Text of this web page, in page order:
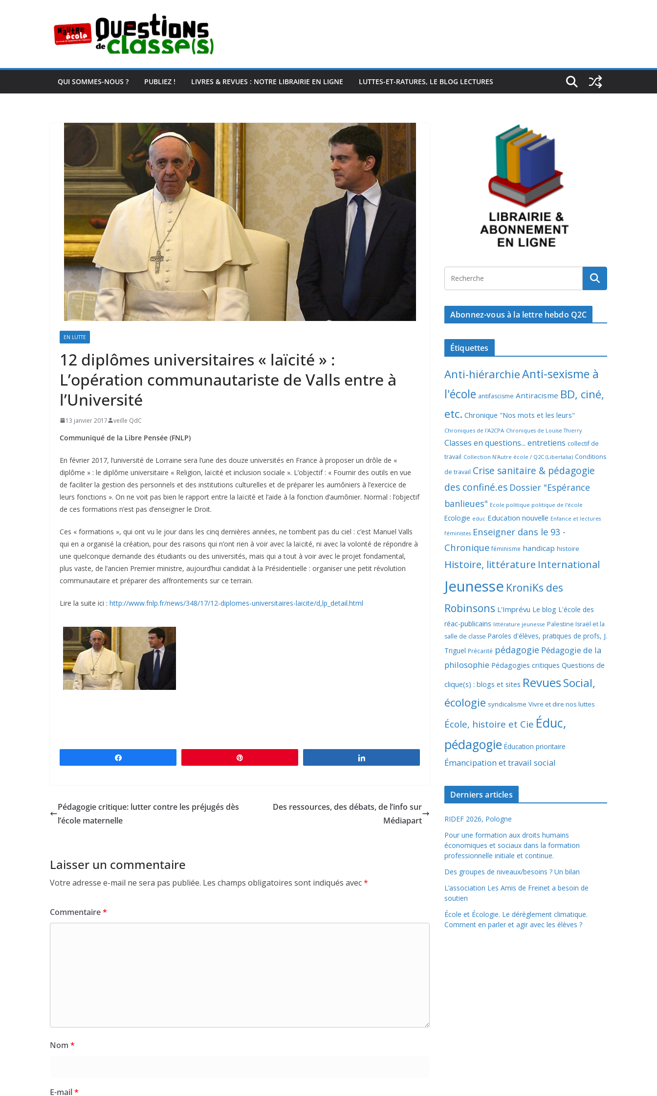
QUI SOMMES-NOUS ? PUBLIEZ ! LIVRES & REVUES : NOTRE LIBRAIRIE EN LIGNE LUTTES-ET-RATURES, LE BLOG LECTURES
EN LUTTE
12 diplômes universitaires « laïcité » :
L’opération communautariste de Valls entre à
l’Université
13 janvier 2017 veille QdC
Communiqué de la Libre Pensée (FNLP)
En février 2017, l’université de Lorraine sera l’une des douze universités en France à proposer un drôle de «
diplôme » : le diplôme universitaire « Religion, laïcité et inclusion sociale ». L’objectif : « Fournir des outils en vue
de faciliter la gestion des personnels et des institutions culturelles et de préparer les aumôniers à l’exercice de
leurs fonctions ». On ne voit pas bien le rapport entre la laïcité et l’aide à la fonction d’aumônier. Normal : l’objectif
de ces formations n’est pas d’enseigner le Droit.
Ces « formations », qui ont vu le jour dans les cinq dernières années, ne tombent pas du ciel : c’est Manuel Valls
qui en a organisé la création, pour des raisons qui n’ont rien à voir avec la laïcité, ni avec la volonté de répondre à
une quelconque demande des étudiants ou des universités, mais qui a tout à voir avec le projet fondamental,
plus vaste, de l’ancien Premier ministre, aujourd’hui candidat à la Présidentielle : organiser une petit révolution
communautaire et préparer des affrontements sur ce terrain.
Lire la suite ici : http://www.fnlp.fr/news/348/17/12-diplomes-universitaires-laicite/d,lp_detail.html
Pédagogie critique: lutter contre les préjugés dès
l’école maternelle
Des ressources, des débats, de l’info sur
Médiapart
Laisser un commentaire
Votre adresse e-mail ne sera pas publiée. Les champs obligatoires sont indiqués avec*
Commentaire*
Nom *
E-mail*
Abonnez-vous à la lettre hebdo Q2C
Étiquettes
Anti-hiérarchieAnti-sexisme à
l'école antifascisme Antiracisme BD, ciné,
etc. Chronique "Nos mots et les leurs"
Chroniques de l'A2CPA Chroniques de Louise Thierry
Classes en questions... entretiens collectif de
travail Collection N'Autre école / Q2C (Libertalia) Conditions
de travail Crise sanitaire & pédagogie
des confiné.es Dossier "Espérance
banlieues" Ecole politique politique de l'école
Ecologie educ Education nouvelle Enfance et lectures
féministes Enseigner dans le 93 -
Chronique féminisme handicap histoire
Histoire, littérature International
Jeunesse KroniKs des
Robinsons L'Imprévu Le blog L'école des
réac-publicains littérature jeunesse Palestine Israël et la
salle de classe Paroles d'élèves, pratiques de profs, J.
Triguel Précarité pédagogie Pédagogie de la
philosophie Pédagogies critiques Questions de
clique(s) : blogs et sites RevuesSocial,
écologie syndicalisme Vivre et dire nos luttes
École, histoire et Cie Éduc,
pédagogie Éducation prioritaire
Émancipation et travail social
Derniers articles
RIDEF 2026, Pologne
Pour une formation aux droits humains
économiques et sociaux dans la formation
professionnelle initiale et continue.
Des groupes de niveaux/besoins ? Un bilan
L’association Les Amis de Freinet a besoin de
soutien
École et Écologie. Le dérèglement climatique.
Comment en parler et agir avec les élèves ?